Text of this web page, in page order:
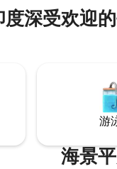
度深受欢迎
游
海景